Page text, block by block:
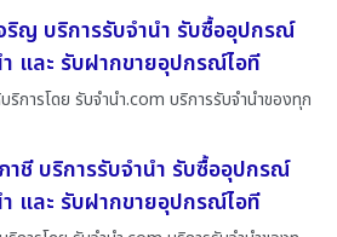
ริญ บริการรับจำนำ รับซื้ออุปกรณ์
และ รับฝากขายอุปกรณ์ไอที
ริการโดย รับจํานํา.com บริการรับจำนำของทุก
าชี บริการรับจำนำ รับซื้ออุปกรณ์
และ รับฝากขายอุปกรณ์ไอที